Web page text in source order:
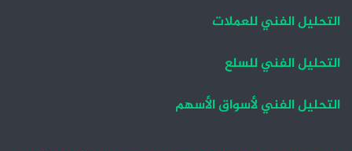
التحليل الفني للعملات
التحليل الفني للسلع
التحليل الفني لأسواق الأسهم